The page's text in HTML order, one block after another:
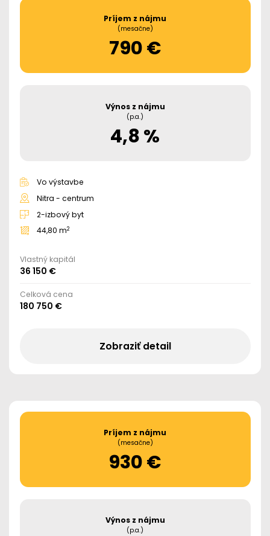
Príjem z nájmu
(mesačne)
790 €
Výnos z nájmu
(p.a.)
4,8 %
Vo výstavbe
Nitra - centrum
2-izbový byt
44,80 m2
Vlastný kapitál
36 150 €
Celková cena
180 750 €
Zobraziť detail
Príjem z nájmu
(mesačne)
930 €
Výnos z nájmu
(p.a.)